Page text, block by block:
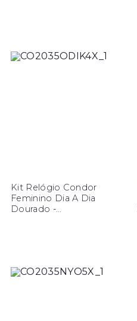
Kit Relógio Condor
Feminino Dia A Dia
Dourado -